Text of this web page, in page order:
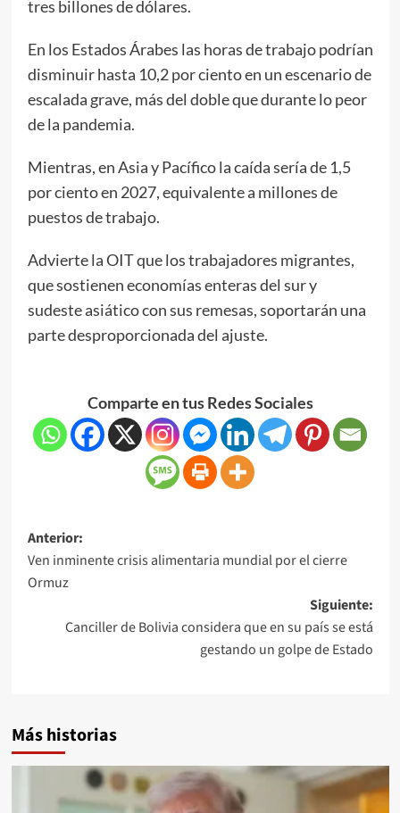
tres billones de dólares.
En los Estados Árabes las horas de trabajo podrían
disminuir hasta 10,2 por ciento en un escenario de
escalada grave, más del doble que durante lo peor
de la pandemia.
Mientras, en Asia y Pacífico la caída sería de 1,5
por ciento en 2027, equivalente a millones de
puestos de trabajo.
Advierte la OIT que los trabajadores migrantes,
que sostienen economías enteras del sur y
sudeste asiático con sus remesas, soportarán una
parte desproporcionada del ajuste.
Comparte en tus Redes Sociales
Anterior:
Ven inminente crisis alimentaria mundial por el cierre
Ormuz
Siguiente:
Canciller de Bolivia considera que en su país se está
gestando un golpe de Estado
Más historias